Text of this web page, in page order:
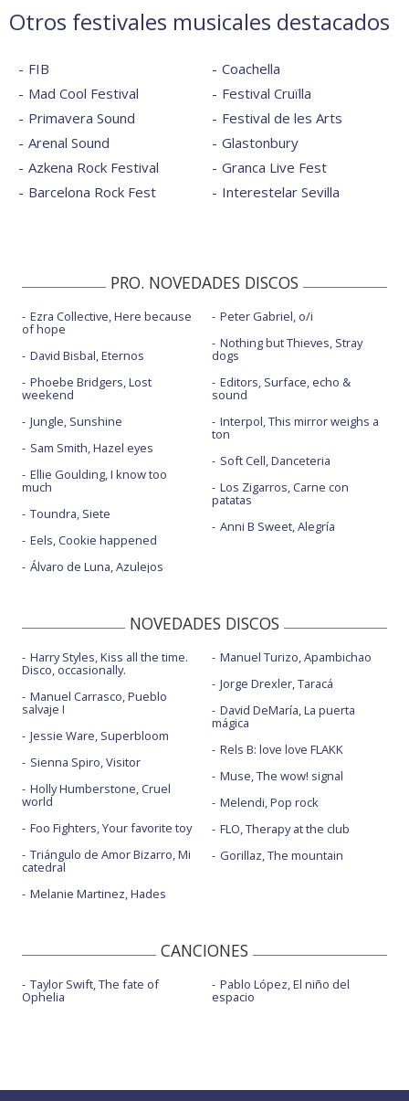
Otros festivales musicales destacados
FIB
Mad Cool Festival
Primavera Sound
Arenal Sound
Azkena Rock Festival
Barcelona Rock Fest
Coachella
Festival Cruïlla
Festival de les Arts
Glastonbury
Granca Live Fest
Interestelar Sevilla
PRO. NOVEDADES DISCOS
Ezra Collective, Here because
of hope
David Bisbal, Eternos
Phoebe Bridgers, Lost
weekend
Jungle, Sunshine
Sam Smith, Hazel eyes
Ellie Goulding, I know too
much
Toundra, Siete
Eels, Cookie happened
Álvaro de Luna, Azulejos
Peter Gabriel, o/i
Nothing but Thieves, Stray
dogs
Editors, Surface, echo &
sound
Interpol, This mirror weighs a
ton
Soft Cell, Danceteria
Los Zigarros, Carne con
patatas
Anni B Sweet, Alegría
NOVEDADES DISCOS
Harry Styles, Kiss all the time.
Disco, occasionally.
Manuel Carrasco, Pueblo
salvaje I
Jessie Ware, Superbloom
Sienna Spiro, Visitor
Holly Humberstone, Cruel
world
Foo Fighters, Your favorite toy
Triángulo de Amor Bizarro, Mi
catedral
Melanie Martinez, Hades
Manuel Turizo, Apambichao
Jorge Drexler, Taracá
David DeMaría, La puerta
mágica
Rels B: love love FLAKK
Muse, The wow! signal
Melendi, Pop rock
FLO, Therapy at the club
Gorillaz, The mountain
CANCIONES
Taylor Swift, The fate of
Ophelia
Pablo López, El niño del
espacio